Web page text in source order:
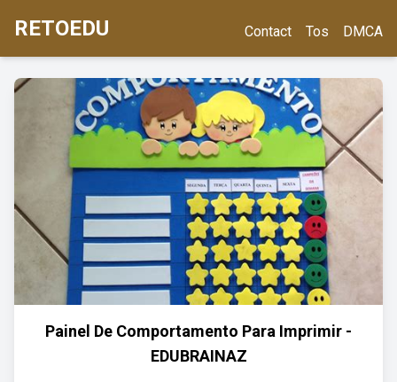
RETOEDU Contact Tos DMCA
Painel De Comportamento Para Imprimir -
EDUBRAINAZ